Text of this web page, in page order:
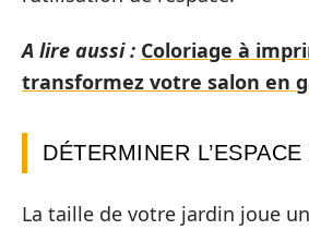
A lire aussi : Coloriage à
transformez votre salon en
DÉTERMINER
La taille de votre jardin joue